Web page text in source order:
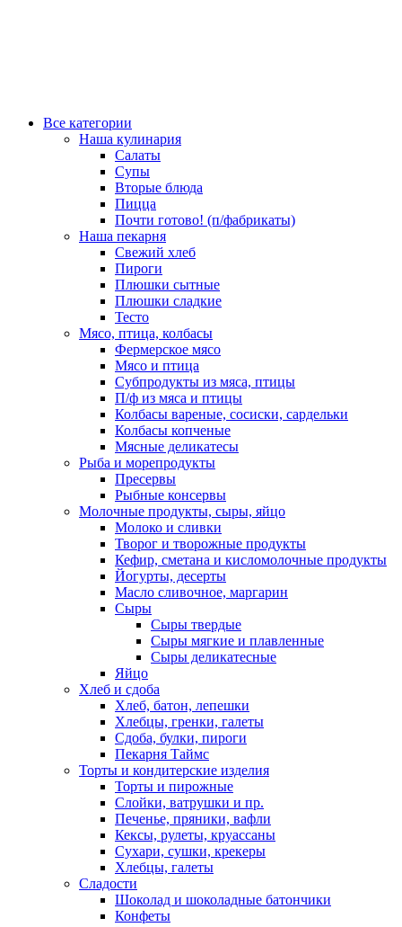
Все категории
Наша кулинария
Салаты
Супы
Вторые блюда
Пицца
Почти готово! (п/фабрикаты)
Наша пекарня
Свежий хлеб
Пироги
Плюшки сытные
Плюшки сладкие
Тесто
Мясо, птица, колбасы
Фермерское мясо
Мясо и птица
Субпродукты из мяса, птицы
П/ф из мяса и птицы
Колбасы вареные, сосиски, сардельки
Колбасы копченые
Мясные деликатесы
Рыба и морепродукты
Пресервы
Рыбные консервы
Молочные продукты, сыры, яйцо
Молоко и сливки
Творог и творожные продукты
Кефир, сметана и кисломолочные продукты
Йогурты, десерты
Масло сливочное, маргарин
Сыры
Сыры твердые
Сыры мягкие и плавленные
Сыры деликатесные
Яйцо
Хлеб и сдоба
Хлеб, батон, лепешки
Хлебцы, гренки, галеты
Сдоба, булки, пироги
Пекарня Таймс
Торты и кондитерские изделия
Торты и пирожные
Слойки, ватрушки и пр.
Печенье, пряники, вафли
Кексы, рулеты, круассаны
Сухари, сушки, крекеры
Хлебцы, галеты
Сладости
Шоколад и шоколадные батончики
Конфеты